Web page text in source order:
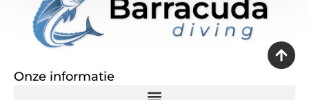
Onze informatie